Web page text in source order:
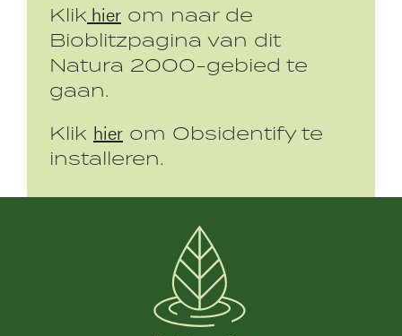
Klik hier om naar de
Bioblitzpagina van dit
Natura 2000-gebied te
gaan.
Klik hier om Obsidentify te
installeren.